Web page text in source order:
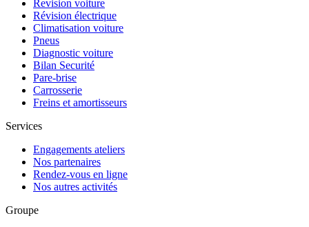
Revision voiture
Révision électrique
Climatisation voiture
Pneus
Diagnostic voiture
Bilan Securité
Pare-brise
Carrosserie
Freins et amortisseurs
Services
Engagements ateliers
Nos partenaires
Rendez-vous en ligne
Nos autres activités
Groupe